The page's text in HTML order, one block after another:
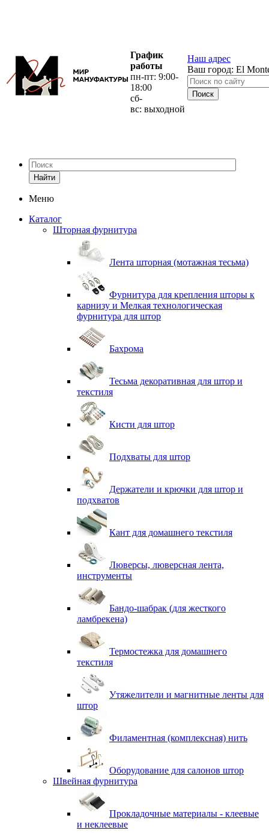
График
работы
пн-пт: 9:00-
18:00
сб-
вс: выходной
Наш адрес
Ваш город: El
Найти
Меню
Каталог
Шторная фурнитура
Лента шторная (мотажная тесьма)
Фурнитура для крепления шторы к
карнизу и Мелкая технологическая
фурнитура для штор
Бахрома
Тесьма декоративная для штор и
текстиля
Кисти для штор
Подхваты для штор
Держатели и крючки для штор и
подхватов
Кант для домашнего текстиля
Люверсы, люверсная лента,
инструменты
Бандо-шабрак (для жесткого
ламбрекена)
Термостежка для домашнего
текстиля
Утяжелители и магнитные ленты для
штор
Филаментная (комплексная) нить
Оборудование для салонов штор
Швейная фурнитура
Прокладочные материалы - клеевые
и неклеевые